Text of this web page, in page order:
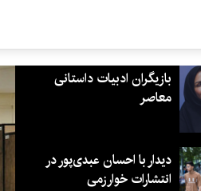
بازیگران ادبیات داستانی
معاصر
دیدار با احسان عبدی‌پور در
انتشارات خوارزمی